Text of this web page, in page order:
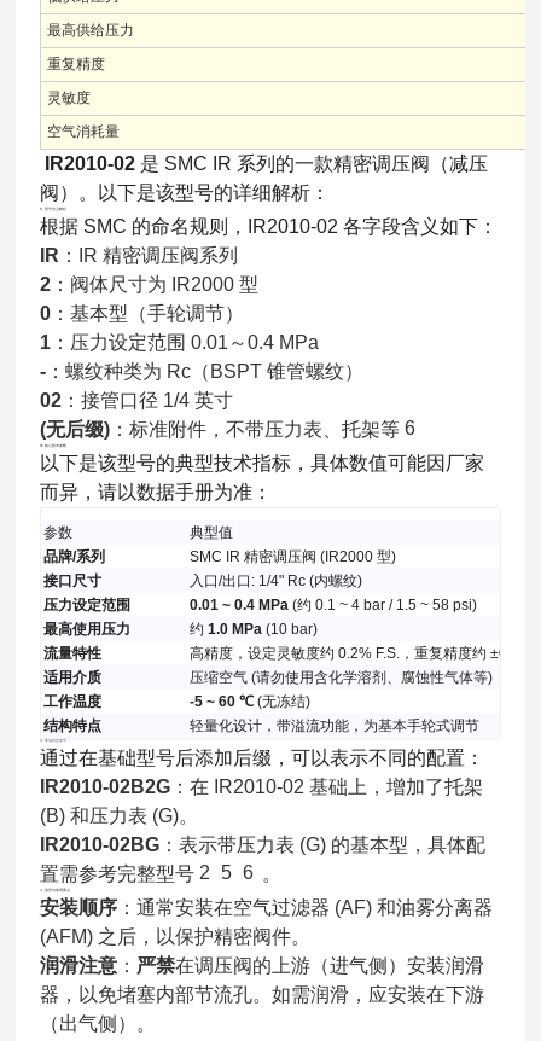
最高供给压力
重复精度
灵敏度
空气消耗量
IR2010-02 是 SMC IR 系列的一款精密调压阀（减压
阀）。以下是该型号的详细解析：
🏷️ 型号含义解析
根据 SMC 的命名规则，IR2010-02 各字段含义如下：
IR ：IR 精密调压阀系列
2 ：阀体尺寸为 IR2000 型
0 ：基本型（手轮调节）
1 ：压力设定范围 0.01～0.4 MPa
- ：螺纹种类为 Rc（BSPT 锥管螺纹）
02 ：接管口径 1/4 英寸
(无后缀) ：标准附件，不带压力表、托架等 6
⚙️ 核心技术参数
以下是该型号的典型技术指标，具体数值可能因厂家
而异，请以数据手册为准：
参数
典型值
品牌/系列
SMC IR 精密调压阀 (IR2000 型)
接口尺寸
入口/出口: 1/4" Rc (内螺纹)
压力设定范围
0.01 ~ 0.4 MPa (约 0.1 ~ 4 bar / 1.5 ~ 58 psi)
最高使用压力
约1.0 MPa (10 bar)
流量特性
高精度，设定灵敏度约 0.2% F.S.，重复精度约 ±0.5%
适用介质
压缩空气 (请勿使用含化学溶剂、腐蚀性气体等)
工作温度
-5 ~ 60 ℃ (无冻结)
结构特点
轻量化设计，带溢流功能，为基本手轮式调节
🔩 常见衍生型号
通过在基础型号后添加后缀，可以表示不同的配置：
IR2010-02B2G ：在 IR2010-02 基础上，增加了托架
(B) 和压力表 (G)。
IR2010-02BG ：表示带压力表 (G) 的基本型，具体配
置需参考完整型号 2 5 6 。
💡 选型与使用要点
安装顺序 ：通常安装在空气过滤器 (AF) 和油雾分离器
(AFM) 之后，以保护精密阀件。
润滑注意 ： 严禁在调压阀的上游（进气侧）安装润滑
器，以免堵塞内部节流孔。如需润滑，应安装在下游
（出气侧）。